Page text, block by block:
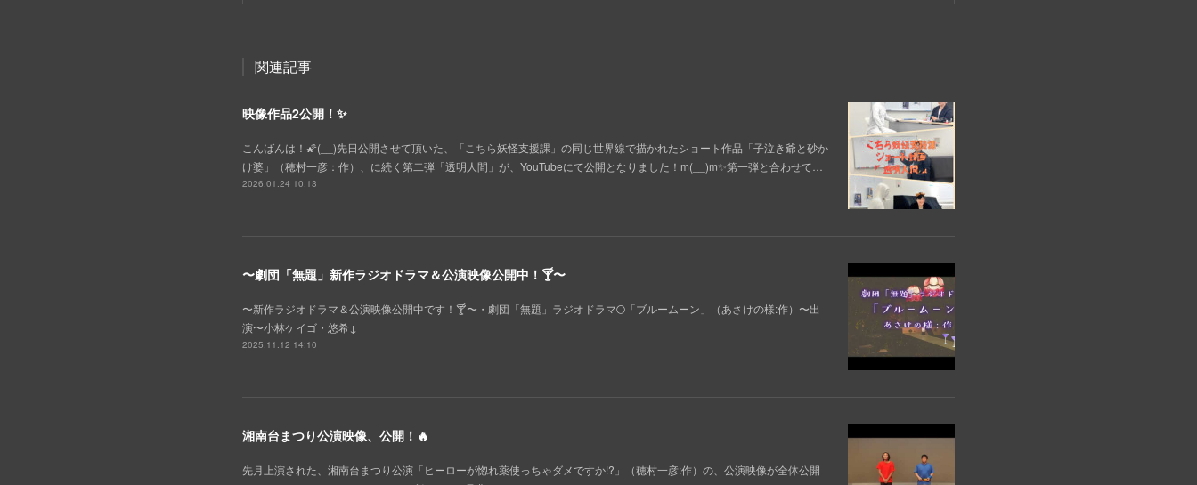
関連記事
映像作品2公開！✨
こんばんは！🌠(__)先日公開させて頂いた、「こちら妖怪支援課」の同じ世界線で描かれたショート作品「子泣き爺と砂か
け婆」（穂村一彦：作）、に続く第二弾「透明人間」が、YouTubeにて公開となりました！m(__)m✨第一弾と合わせて…
2026.01.24 10:13
〜劇団「無題」新作ラジオドラマ＆公演映像公開中！🍸️〜
〜新作ラジオドラマ＆公演映像公開中です！🍸️〜・劇団「無題」ラジオドラマ🌕️「ブルームーン」（あさけの様:作）〜出
演〜小林ケイゴ・悠希↓
2025.11.12 14:10
湘南台まつり公演映像、公開！🔥
先月上演された、湘南台まつり公演「ヒーローが惚れ薬使っちゃダメですか!?」（穂村一彦:作）の、公演映像が全体公開